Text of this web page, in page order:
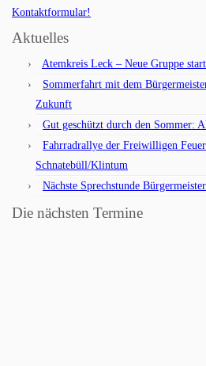
Kontaktformular!
Aktuelles
Atemkreis Leck – Neue Gruppe
Sommerfahrt mit dem
Zukunft
Gut geschützt durch den Sommer:
Fahrradrallye der Freiwilligen
Schnatebüll/Klintum
Nächste Sprechstunde
Die nächsten Termine